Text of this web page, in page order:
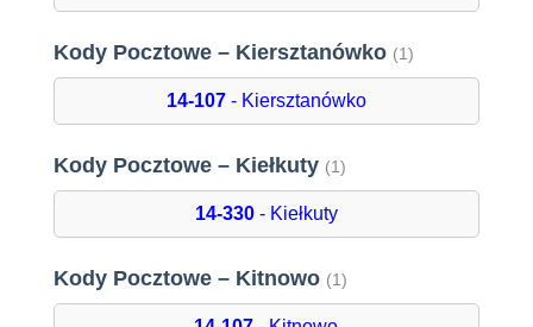
Kody Pocztowe – Kiersztanówko (1)
14-107- Kiersztanówko
Kody Pocztowe – Kiełkuty (1)
14-330- Kiełkuty
Kody Pocztowe – Kitnowo (1)